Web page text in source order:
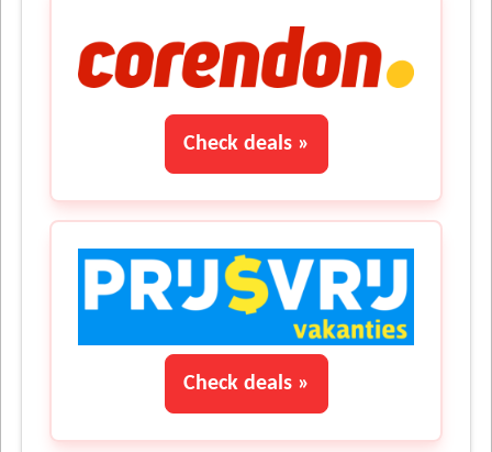
Check deals »
Check deals »